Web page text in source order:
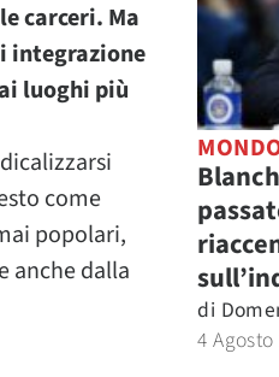
carceri. Ma
integrazione
luoghi più
come
popolari,
anche dalla
di
4 Agosto